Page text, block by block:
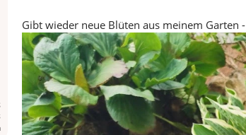
Gibt wieder neue Blüten aus meinem Garten -